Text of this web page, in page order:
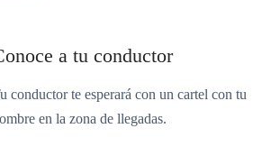
a tu conductor
conductor te esperará con un cartel con tu
en la zona de llegadas.